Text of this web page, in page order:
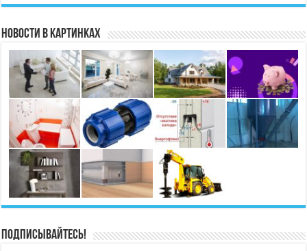
Новости в картинках
Подписывайтесь!